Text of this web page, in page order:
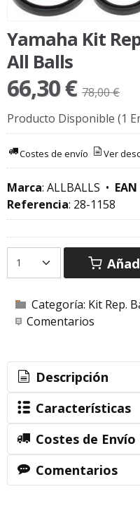
Yamaha Kit
All Balls
66,30 € 78,00 €
Producto Disponible (1
Costes de envío Ver
Marca: ALLBALLS •
Referencia: 28-1158
Categoría:
Comentarios
Descripción
Características
Costes de Envío
Comentarios